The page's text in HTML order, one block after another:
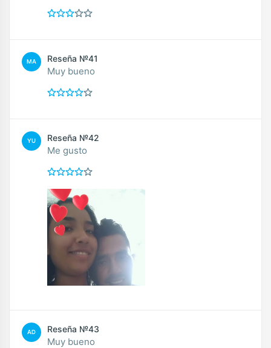
MA Reseña №41
Muy bueno
YU Reseña №42
Me gusto
AD Reseña №43
Muy bueno